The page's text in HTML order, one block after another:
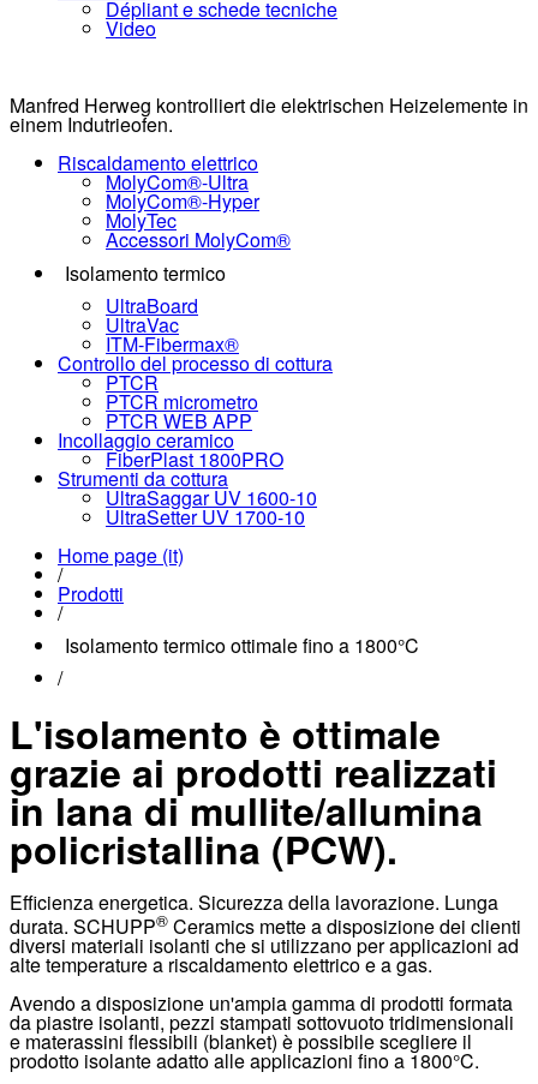
Dépliant e schede tecniche
Video
Manfred Herweg kontrolliert die elektrischen Heizelemente in
einem Indutrieofen.
Riscaldamento elettrico
MolyCom®-Ultra
MolyCom®-Hyper
MolyTec
Accessori MolyCom®
Isolamento termico
UltraBoard
UltraVac
ITM-Fibermax®
Controllo del processo di cottura
PTCR
PTCR micrometro
PTCR WEB APP
Incollaggio ceramico
FiberPlast 1800PRO
Strumenti da cottura
UltraSaggar UV 1600-10
UltraSetter UV 1700-10
Home page (it)
/
Prodotti
/
Isolamento termico ottimale fino a 1800°C
/
L'isolamento è ottimale
grazie ai prodotti realizzati
in lana di mullite/allumina
policristallina (PCW).
Efficienza energetica. Sicurezza della lavorazione. Lunga
durata. SCHUPP® Ceramics mette a disposizione dei clienti
diversi materiali isolanti che si utilizzano per applicazioni ad
alte temperature a riscaldamento elettrico e a gas.
Avendo a disposizione un'ampia gamma di prodotti formata
da piastre isolanti, pezzi stampati sottovuoto tridimensionali
e materassini flessibili (blanket) è possibile scegliere il
prodotto isolante adatto alle applicazioni fino a 1800°C.